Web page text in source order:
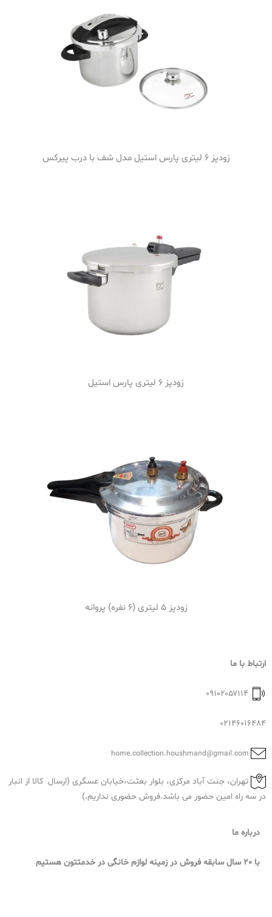
زودپز 6 لیتری پارس استیل مدل شف با درب پیرکس
زودپز 6 لیتری پارس استیل
زودپز 5 لیتری (6 نفره) پروانه
ارتباط با ما
02146016484
تهران، جنت آباد مرکزی، بلوار بعثت،خیابان عسگری (ارسال کالا از انبار
در سه راه امین حضور می باشد.فروش حضوری نداریم.)
درباره ما
با 20 سال سابقه فروش در زمینه لوازم خانگی در خدمتتون هستیم